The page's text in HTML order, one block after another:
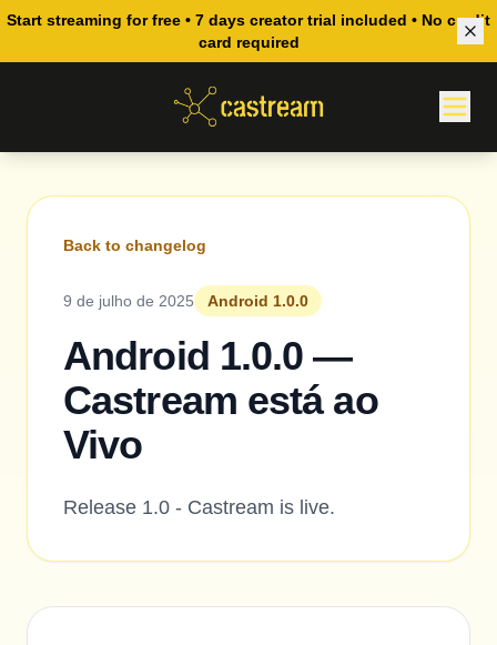
Start streaming for free • 7 days creator trial included • No credit
card required
Back to changelog
9 de julho de 2025 Android 1.0.0
Android 1.0.0 —
Castream está ao
Vivo
Release 1.0 - Castream is live.